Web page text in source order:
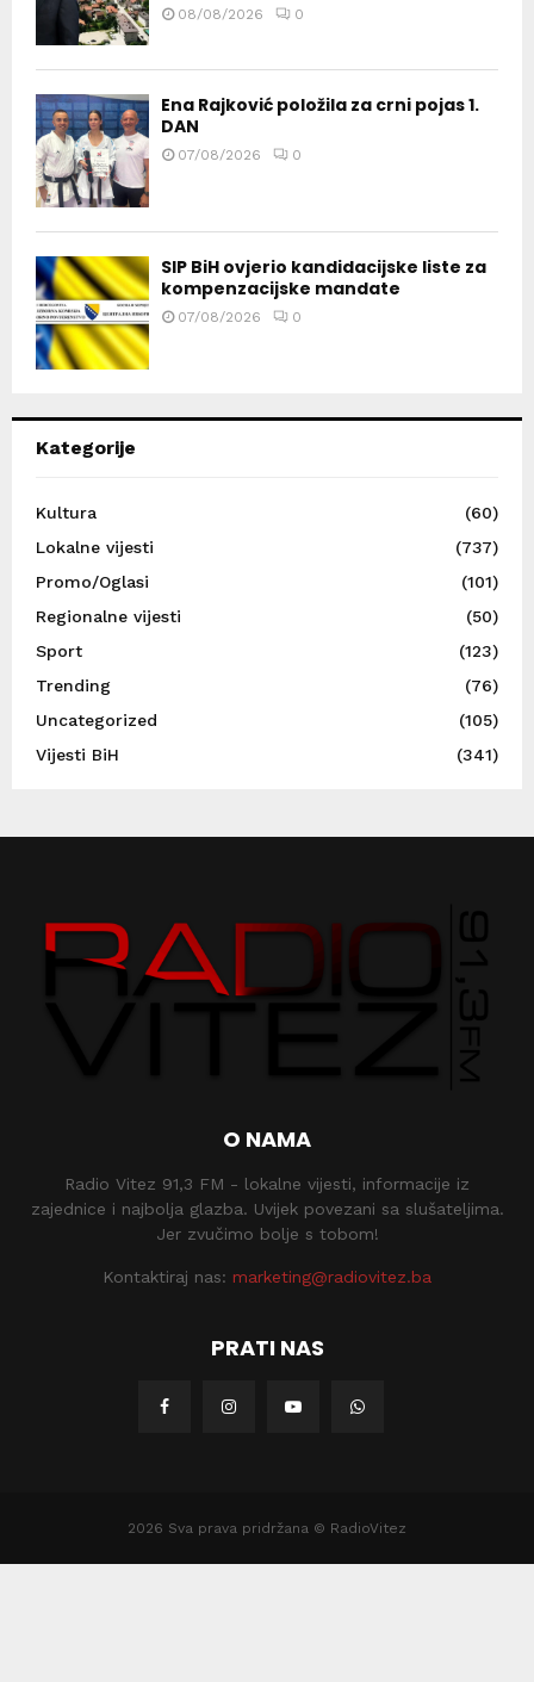
08/08/2026 0
Ena Rajković položila za crni pojas 1.
DAN
07/08/2026 0
SIP BiH ovjerio kandidacijske liste za
kompenzacijske mandate
07/08/2026 0
Kategorije
Kultura
(60)
Lokalne vijesti
(737)
Promo/Oglasi
(101)
Regionalne vijesti
(50)
Sport
(123)
Trending
(76)
Uncategorized
(105)
Vijesti BiH
(341)
O NAMA
Radio Vitez 91,3 FM - lokalne vijesti, informacije iz
zajednice i najbolja glazba. Uvijek povezani sa slušateljima.
Jer zvučimo bolje s tobom!
Kontaktiraj nas: marketing@radiovitez.ba
PRATI NAS
2026 Sva prava pridržana © RadioVitez